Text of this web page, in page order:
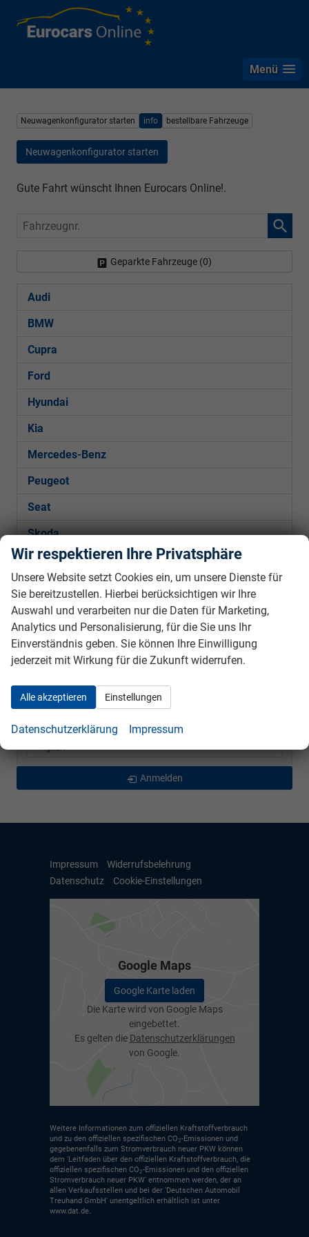
Menü
Neuwagenkonfigurator starten info bestellbare Fahrzeuge
Neuwagenkonfigurator starten
Gute Fahrt wünscht Ihnen Eurocars Online!.
Fahrzeugnr.
Geparkte Fahrzeuge (0)
Audi
BMW
Cupra
Ford
Hyundai
Kia
Mercedes-Benz
Peugeot
Seat
Skoda
VW
Golf
Golf Variant
Passat Variant
Polo
Taigo
Tayron
Tiguan
Anmelden
Impressum
Widerrufsbelehrung
Datenschutz
Cookie-Einstellungen
Google Maps
Google Karte laden
Die Karte wird von Google Maps
eingebettet.
Es gelten die Datenschutzerklärungen
von Google.
Weitere Informationen zum offiziellen Kraftstoffverbrauch
und zu den offiziellen spezifischen CO2-Emissionen und
gegebenenfalls zum Stromverbrauch neuer PKW können
dem 'Leitfaden über den offiziellen Kraftstoffverbrauch, die
offiziellen spezifischen CO2-Emissionen und den offiziellen
Stromverbrauch neuer PKW' entnommen werden, der an
allen Verkaufsstellen und bei der 'Deutschen Automobil
Treuhand GmbH' unentgeltlich erhältlich ist unter
www.dat.de.
Wir respektieren Ihre Privatsphäre
Unsere Website setzt Cookies ein, um unsere Dienste für
Sie bereitzustellen. Hierbei berücksichtigen wir Ihre
Auswahl und verarbeiten nur die Daten für Marketing,
Analytics und Personalisierung, für die Sie uns Ihr
Einverständnis geben. Sie können Ihre Einwilligung
jederzeit mit Wirkung für die Zukunft widerrufen.
Alle akzeptieren Einstellungen
Datenschutzerklärung Impressum